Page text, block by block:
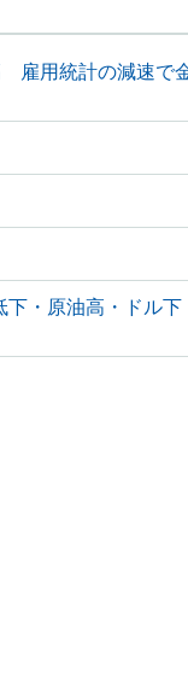
雇用統計の減速で
・原油高・ドル下